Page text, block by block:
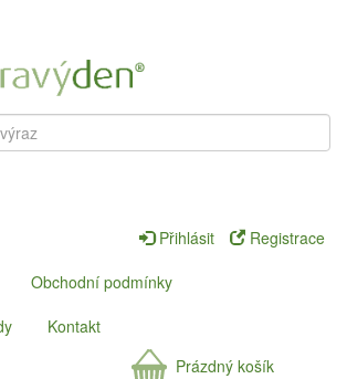
Přihlásit
Registrace
Obchodní podmínky
Kontakt
Prázdný košík